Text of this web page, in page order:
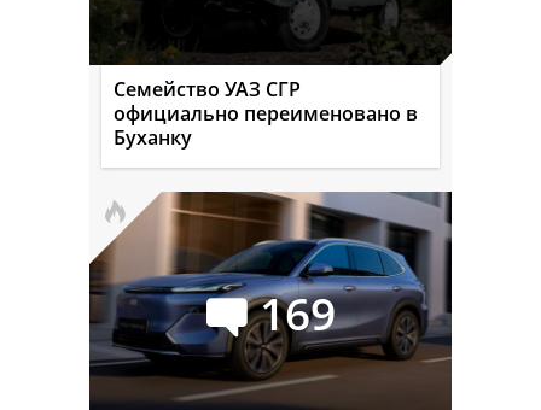
Семейство УАЗ СГР
официально переименовано в
Буханку
169